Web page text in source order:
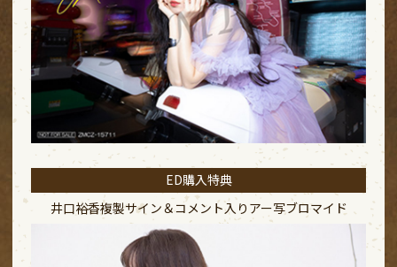
ED購入特典
井口裕香複製サイン＆コメント入り アー写ブロマイド